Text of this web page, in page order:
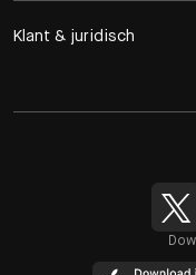
Klant & juridisch